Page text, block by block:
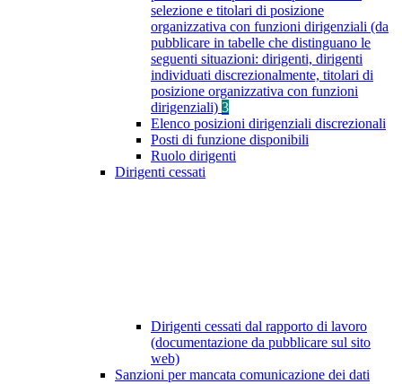
selezione e titolari di posizione
organizzativa con funzioni dirigenziali (da
pubblicare in tabelle che distinguano le
seguenti situazioni: dirigenti, dirigenti
individuati discrezionalmente, titolari di
posizione organizzativa con funzioni
dirigenziali) 3
Elenco posizioni dirigenziali discrezionali
Posti di funzione disponibili
Ruolo dirigenti
Dirigenti cessati
Dirigenti cessati dal rapporto di lavoro
(documentazione da pubblicare sul sito
web)
Sanzioni per mancata comunicazione dei dati